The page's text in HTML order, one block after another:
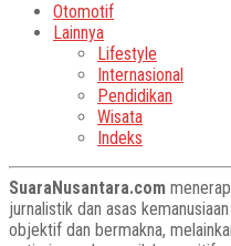
Otomotif
Lainnya
Lifestyle
Internasional
Pendidikan
Wisata
Indeks
SuaraNusantara.com
jurnalistik dan asas
objektif dan bermakna,